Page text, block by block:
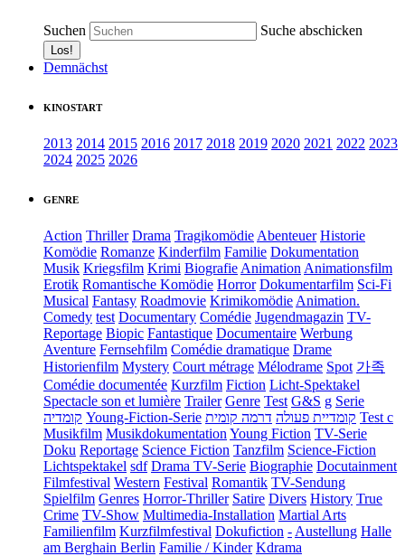
Suchen Suche abschicken
Demnächst
KINOSTART
2013 2014 2015 2016 2017 2018 2019 2020 2021 2022 2023
2024 2025 2026
GENRE
Action Thriller Drama Tragikomödie Abenteuer Historie
Komödie Romanze Kinderfilm Familie Dokumentation
Musik Kriegsfilm Krimi Biografie Animation Animationsfilm
Erotik Romantische Komödie Horror Dokumentarfilm Sci-Fi
Musical Fantasy Roadmovie Krimikomödie Animation.
Comedy test Documentary Comédie Jugendmagazin TV-
Reportage Biopic Fantastique Documentaire Werbung
Aventure Fernsehfilm Comédie dramatique Drame
Historienfilm Mystery Court métrage Mélodrame Spot 가족
Comédie documentée Kurzfilm Fiction Licht-Spektakel
Spectacle son et lumière Trailer Genre Test G&S g Serie
קומדיה Young-Fiction-Serie קומדיית פעולה דרמה קומית
Test c
Musikfilm Musikdokumentation Young Fiction TV-Serie
Doku Reportage Science Fiction Tanzfilm Science-Fiction
Lichtspektakel sdf Drama TV-Serie Biographie Docutainment
Filmfestival Western Festival Romantik TV-Sendung
Spielfilm Genres Horror-Thriller Satire Divers History True
Crime TV-Show Multimedia-Installation Martial Arts
Familienfilm Kurzfilmfestival Dokufiction - Austellung Halle
am Berghain Berlin Familie / Kinder Kdrama